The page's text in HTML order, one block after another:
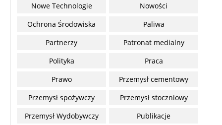
Nowe Technologie
Nowości
Ochrona Środowiska
Paliwa
Partnerzy
Patronat medialny
Polityka
Praca
Prawo
Przemysł cementowy
Przemysł spożywczy
Przemysł stoczniowy
Przemysł Wydobywczy
Publikacje